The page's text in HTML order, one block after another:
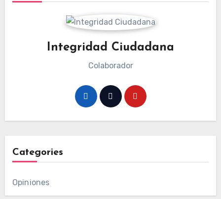
Integridad Ciudadana
Colaborador
Categories
Opiniones